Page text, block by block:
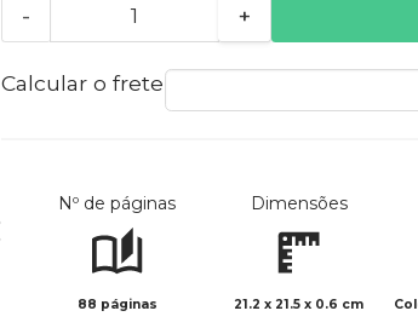
- +
Calcular o frete
Nº de páginas
88 páginas
Dimensões
21.2 x 21.5 x 0.6 cm